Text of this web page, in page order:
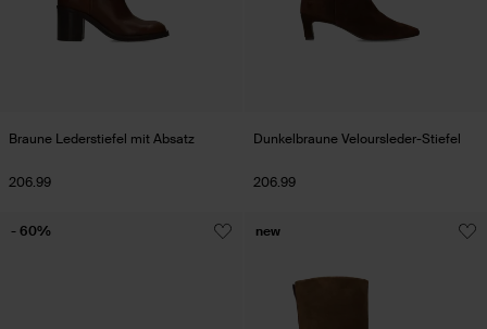
Braune Lederstiefel mit Absatz
206.99
Dunkelbraune Veloursleder-Stiefel
206.99
- 60% new